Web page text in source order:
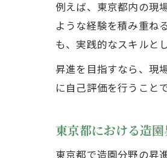
例えば、東京都内の現
ような経験を積み重ね
も、実践的なスキルと
昇進を目指すなら、現
に自己評価を行うこと
東京都における造
東京都で造園分野の昇